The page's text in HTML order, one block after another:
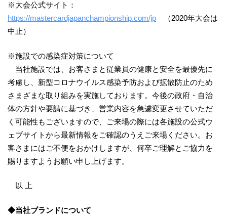
※大会公式サイト：
https://mastercardjapanchampionship.com/jp （2020年大会は
中止）
※施設での感染症対策について
当社施設では、お客さまと従業員の健康と安全を最優先に
考慮し、新型コロナウイルス感染予防および拡散防止のため
さまざまな取り組みを実施しております。今後の政府・自治
体の方針や要請に基づき、営業内容を急遽変更させていただ
く可能性もございますので、ご来場の際には各施設の公式ウ
ェブサイトから最新情報をご確認のうえご来場ください。お
客さまにはご不便をおかけしますが、何卒ご理解とご協力を
賜りますようお願い申し上げます。
以 上
◆当社ブランドについて